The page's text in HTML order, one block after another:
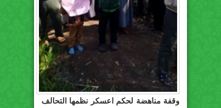
وقفة مناهضة لحكم اعسكر نظمها التحالف